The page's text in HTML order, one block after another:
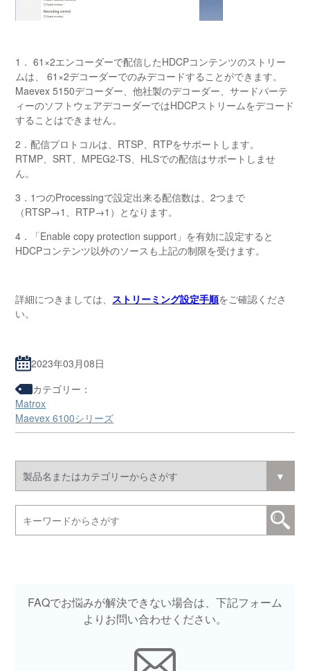
1． 61×2エンコーダーで配信したHDCPコンテンツのストリー
ムは、 61×2デコーダーでのみデコードすることができます。
Maevex 5150デコーダー、他社製のデコーダー、サードパーテ
ィーのソフトウェアデコーダーではHDCPストリームをデコード
することはできません。
2．配信プロトコルは、RTSP、RTPをサポートします。
RTMP、SRT、MPEG2-TS、HLSでの配信はサポートしませ
ん。
3．1つのProcessingで設定出来る配信数は、2つまで
（RTSP→1、RTP→1）となります。
4．「Enable copy protection support」を有効に設定すると
HDCPコンテンツ以外のソースも上記の制限を受けます。
詳細につきましては、 ストリーミング設定手順をご確認くださ
い。
2023年03月08日
カテゴリー：
Matrox
Maevex 6100シリーズ
FAQでお悩みが解決できない場合は、下記フォーム
よりお問い合わせください。